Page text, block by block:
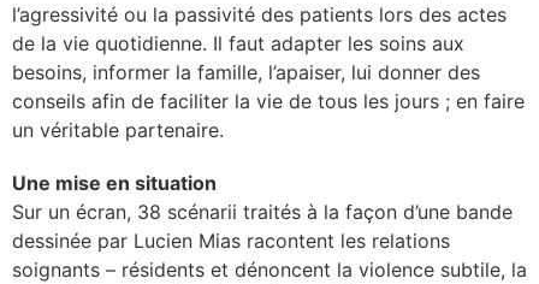
l’agressivité ou la passivité des patients lors des actes
de la vie quotidienne. Il faut adapter les soins aux
besoins, informer la famille, l’apaiser, lui donner des
conseils afin de faciliter la vie de tous les jours ; en faire
un véritable partenaire.
Une mise en situation
Sur un écran, 38 scénarii traités à la façon d’une bande
dessinée par Lucien Mias racontent les relations
soignants – résidents et dénoncent la violence subtile, la